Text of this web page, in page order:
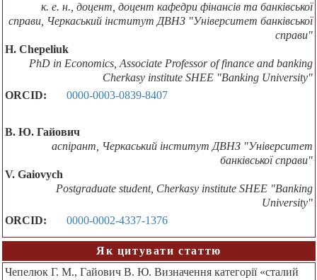
к. е. н., доцент, доцент кафедри фінансів та банківської
справи, Черкаський інститут ДВНЗ "Університет банківської
справи"
H. Chepeliuk
PhD in Economics, Associate Professor of finance and banking
Cherkasy institute SHEE "Banking University"
ORCID:
0000-0003-0839-8407
В. Ю. Гайович
аспірант, Черкаський інститут ДВНЗ "Університет
банківської справи"
V. Gaiovych
Postgraduate student, Cherkasy institute SHEE "Banking
University"
ORCID:
0000-0002-4337-1376
Як цитувати статтю
Чепелюк Г. М., Гайович В. Ю. Визначення категорії «сталий